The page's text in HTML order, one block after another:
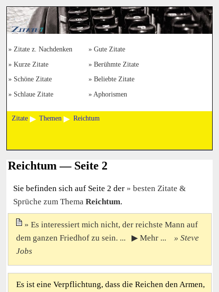
Zitate z. Nachdenken Gute Zitate
Kurze Zitate Berühmte Zitate
Schöne Zitate Beliebte Zitate
Schlaue Zitate Aphorismen
Zitate Themen Reichtum
Reichtum — Seite 2
Sie befinden sich auf Seite 2 der
besten Zitate &
Sprüche zum Thema Reichtum.
Es interessiert mich nicht, der reichste Mann auf
dem ganzen Friedhof zu sein. ... ▶ Mehr ...
Steve
Jobs
Es ist eine Verpflichtung, dass die Reichen den Armen,